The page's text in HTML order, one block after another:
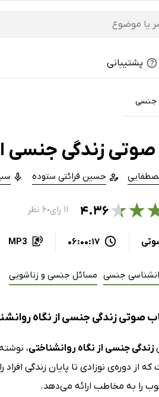
پشتیبانی
جنسی
زندگی جنسی
حسین قرائتی ستوده
★
★۴.۳۶ ۱۱ رای ● ۶ نظر
06:00:17
MP3
جنسی مسائل جنسی و زناشویی
صوتی زندگی جنسی از نگاه
زندگی جنسی از نگاه روانشناختی،
از دوره‌ی نوزادی تا پایان زندگی
را به مخاطب ارائه می‌دهد.